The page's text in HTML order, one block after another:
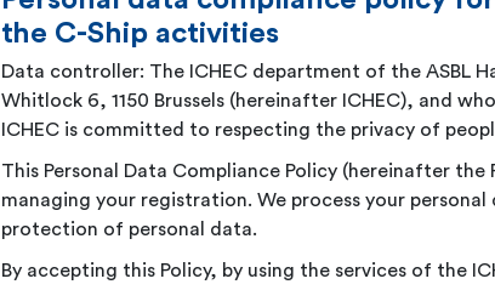
the C-Ship activities
Data controller: The ICHEC department of the ASBL
Whitlock 6, 1150 Brussels (hereinafter ICHEC), and
ICHEC is committed to respecting the privacy of
This Personal Data Compliance Policy (hereinafter
managing your registration. We process your
protection of personal data.
By accepting this Policy, by using the services of the